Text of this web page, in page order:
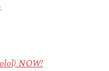
NOW!